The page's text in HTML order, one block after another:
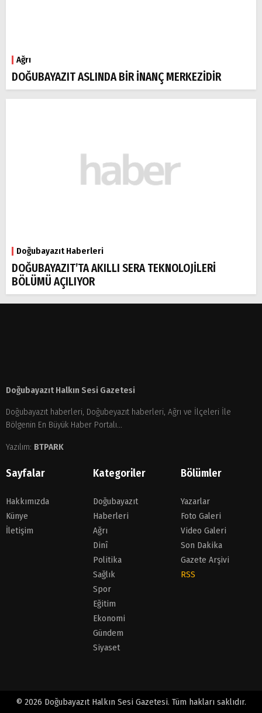
Ağrı
DOĞUBAYAZIT ASLINDA BİR İNANÇ MERKEZİDİR
Doğubayazıt Haberleri
DOĞUBAYAZIT’TA AKILLI SERA TEKNOLOJİLERİ
BÖLÜMÜ AÇILIYOR
Doğubayazıt Halkın Sesi Gazetesi
Doğubayazıt haberleri, Doğubeyazıt haberleri, Ağrı ve İlçeleri İle
Bölgenin En Büyük Haber Portalı...
Yazılım: BTPARK
Sayfalar
Hakkımızda
Künye
İletişim
Kategoriler
Doğubayazıt
Haberleri
Ağrı
Dinî
Politika
Sağlık
Spor
Eğitim
Ekonomi
Gündem
Siyaset
Bölümler
Yazarlar
Foto Galeri
Video Galeri
Son Dakika
Gazete Arşivi
RSS
© 2026 Doğubayazıt Halkın Sesi Gazetesi. Tüm hakları saklıdır.